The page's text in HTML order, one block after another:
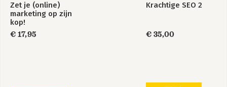
Zet je (online)
marketing op zijn
kop!
€ 17,95
Krachtige SEO 2
€ 35,00